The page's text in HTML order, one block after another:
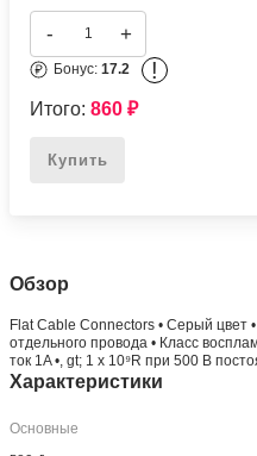
- +
Бонус:17.2 !
Итого:860₽
Купить
Обзор
Flat Cable Connectors • Серый цвет
отдельного провода • Класс
ток 1A •, gt; 1 x 10⁹R при 500 В
Характеристики
Основные